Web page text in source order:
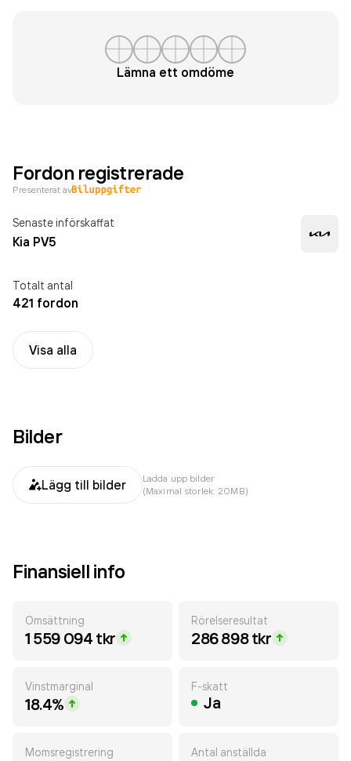
Lämna ett omdöme
Fordon registrerade
Presenterat av
Senaste införskaffat
Kia PV5
Totalt antal
421 fordon
Visa alla
Bilder
Lägg till bilder
Ladda upp bilder
(Maximal storlek: 20MB)
Finansiell info
Omsättning
1 559 094 tkr
Rörelseresultat
286 898 tkr
Vinstmarginal
18.4%
F-skatt
Ja
Momsregistrering Antal anställda